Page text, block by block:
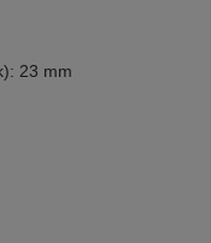
23 mm